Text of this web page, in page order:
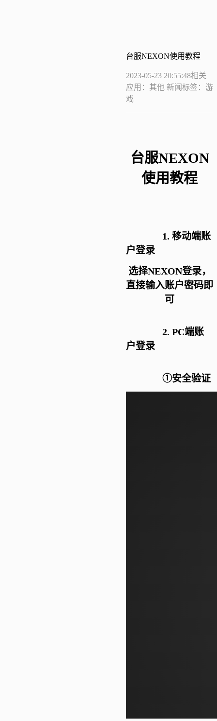
台服NEXON使用教程
2023-05-23 20:55:48相关
应用：其他 新闻标签：游
戏
台服NEXON
使用教程
1. 移动端账
户登录
选择NEXON登录，
直接输入账户密码即
可
2. PC端账
户登录
①安全验证